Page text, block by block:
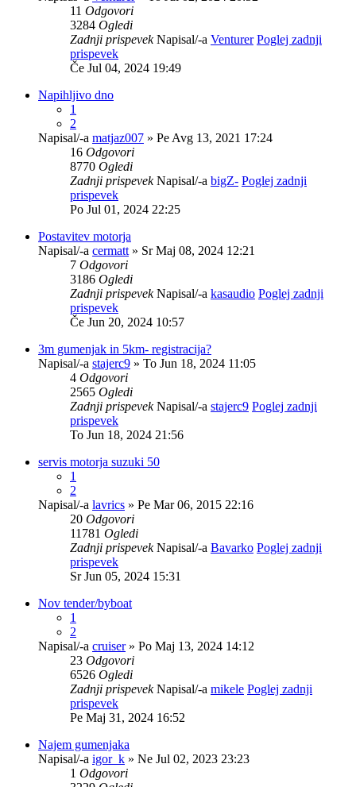
11 Odgovori
3284 Ogledi
Zadnji prispevekNapisal/-a Venturer Poglej zadnji
prispevek
Če Jul 04, 2024 19:49
Napihljivo dno
1
2
Napisal/-a matjaz007 » Pe Avg 13, 2021 17:24
16 Odgovori
8770 Ogledi
Zadnji prispevekNapisal/-a bigZ- Poglej zadnji
prispevek
Po Jul 01, 2024 22:25
Postavitev motorja
Napisal/-a cermatt » Sr Maj 08, 2024 12:21
7 Odgovori
3186 Ogledi
Zadnji prispevekNapisal/-a kasaudio Poglej zadnji
prispevek
Če Jun 20, 2024 10:57
3m gumenjak in 5km- registracija?
Napisal/-a stajerc9 » To Jun 18, 2024 11:05
4 Odgovori
2565 Ogledi
Zadnji prispevekNapisal/-a stajerc9 Poglej zadnji
prispevek
To Jun 18, 2024 21:56
servis motorja suzuki 50
1
2
Napisal/-a lavrics » Pe Mar 06, 2015 22:16
20 Odgovori
11781 Ogledi
Zadnji prispevekNapisal/-a Bavarko Poglej zadnji
prispevek
Sr Jun 05, 2024 15:31
Nov tender/byboat
1
2
Napisal/-a cruiser» Po Maj 13, 2024 14:12
23 Odgovori
6526 Ogledi
Zadnji prispevekNapisal/-a mikele Poglej zadnji
prispevek
Pe Maj 31, 2024 16:52
Najem gumenjaka
Napisal/-a igor_k » Ne Jul 02, 2023 23:23
1 Odgovori